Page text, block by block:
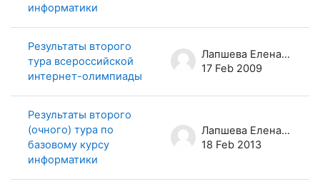
информатики
Результаты второго
тура всероссийской
интернет-олимпиады
Лапшева Елена Евгеньевна
17 Feb 2009
Результаты второго
(очного) тура по
базовому курсу
информатики
Лапшева Елена Евгеньевна
18 Feb 2013